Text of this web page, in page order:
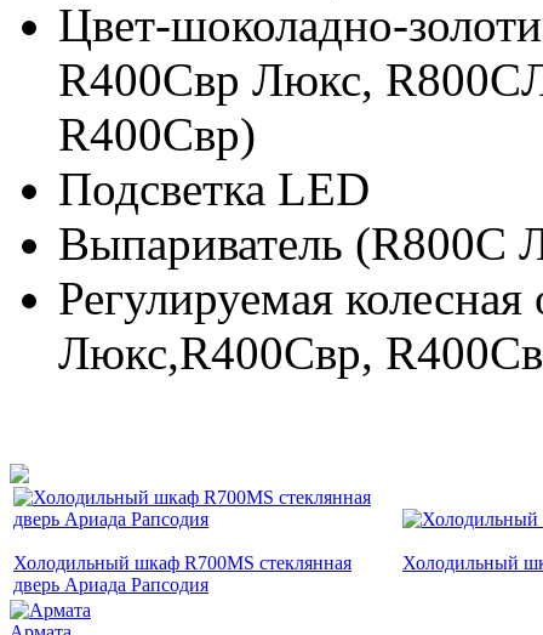
Цвет-шоколадно-
R400Свр Люкс,
R400Cвр)
Подсветка LED
Выпариватель (R800C
Регулируемая
Люкс,R400Cвр,
Холодильный шкаф R700MS стеклянная
дверь Ариада Рапсодия
Холодильный